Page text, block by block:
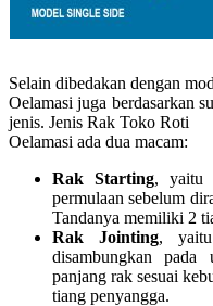
Selain dibedakan dengan
Oelamasi juga berdasarkan
jenis. Jenis Rak Toko Roti
Oelamasi ada dua macam:
Rak Starting, yaitu
permulaan sebelum
Tandanya memiliki 2
Rak Jointing,
disambungkan pada
panjang rak sesuai
tiang penyangga.